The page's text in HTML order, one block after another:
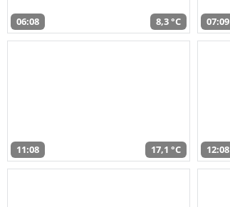
06:08 8,3 °C 07:09
11:08 17,1 °C 12:08